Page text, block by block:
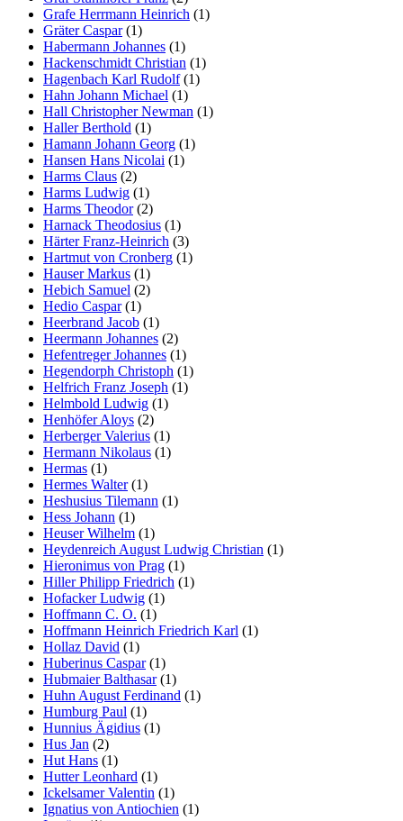
Grafe Herrmann Heinrich (1)
Gräter Caspar(1)
Habermann Johannes (1)
Hackenschmidt Christian (1)
Hagenbach Karl Rudolf(1)
Hahn Johann Michael (1)
Hall Christopher Newman (1)
Haller Berthold (1)
Hamann Johann Georg (1)
Hansen Hans Nicolai (1)
Harms Claus (2)
Harms Ludwig (1)
Harms Theodor(2)
Harnack Theodosius (1)
Härter Franz-Heinrich (3)
Hartmut von Cronberg (1)
Hauser Markus (1)
Hebich Samuel (2)
Hedio Caspar(1)
Heerbrand Jacob (1)
Heermann Johannes (2)
Hefentreger Johannes (1)
Hegendorph Christoph (1)
Helfrich Franz Joseph (1)
Helmbold Ludwig (1)
Henhöfer Aloys (2)
Herberger Valerius (1)
Hermann Nikolaus (1)
Hermas (1)
Hermes Walter(1)
Heshusius Tilemann (1)
Hess Johann (1)
Heuser Wilhelm (1)
Heydenreich August Ludwig Christian (1)
Hieronimus von Prag (1)
Hiller Philipp Friedrich (1)
Hofacker Ludwig (1)
Hoffmann C. O. (1)
Hoffmann Heinrich Friedrich Karl (1)
Hollaz David (1)
Huberinus Caspar(1)
Hubmaier Balthasar(1)
Huhn August Ferdinand (1)
Humburg Paul (1)
Hunnius Ägidius (1)
Hus Jan (2)
Hut Hans (1)
Hutter Leonhard (1)
Ickelsamer Valentin (1)
Ignatius von Antiochien (1)